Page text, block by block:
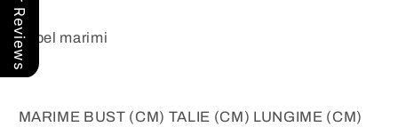
Tabel marimi
MARIME BUST (CM) TALIE (CM) LUNGIME (CM)
Our Reviews